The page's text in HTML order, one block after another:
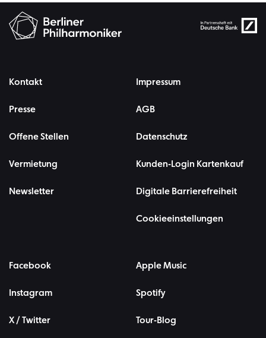
Kontakt
Presse
Offene Stellen
Vermietung
Newsletter
Impressum
AGB
Datenschutz
Kunden-Login Kartenkauf
Digitale Barrierefreiheit
Cookieeinstellungen
Facebook
Instagram
X / Twitter
Apple Music
Spotify
Tour-Blog